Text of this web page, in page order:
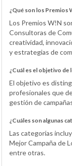
¿Qué son los Premios
Los Premios W!N
Consultoras de
creatividad,
y estrategias de
¿Cuál es el objetivo de
El objetivo es
profesionales que
gestión de
¿Cuáles son algunas
Las categorías
Mejor Campaña de
entre otras.